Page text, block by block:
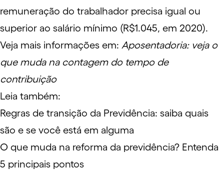
remuneração do trabalhador precisa igual ou
superior ao salário mínimo (R$1.045, em 2020).
Veja mais informações em: Aposentadoria: veja o
que muda na contagem do tempo de
contribuição
Leia também:
Regras de transição da Previdência: saiba quais
são e se você está em alguma
O que muda na reforma da previdência? Entenda
5 principais pontos